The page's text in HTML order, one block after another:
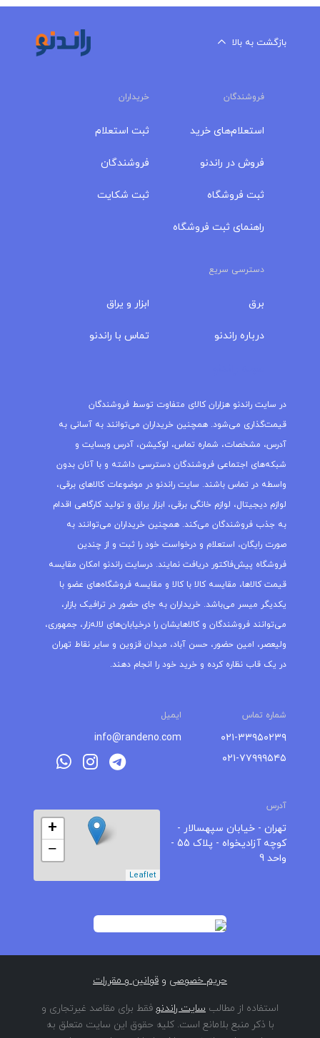
بازگشت به بالا
فروشندگان خریداران
استعلام‌های خرید
فروش در راندنو
ثبت فروشگاه
راهنمای ثبت فروشگاه
ثبت استعلام
فروشندگان
ثبت شکایت
دسترسی سریع
برق
درباره‌ راندنو
ابزار و یراق
تماس با راندنو
در سایت راندنو هزاران کالای متفاوت توسط فروشندگان
قیمت‌گذاری می‌شود. همچنین خریداران می‌توانند به آسانی به
آدرس، مشخصات، شماره تماس، لوکیشن، آدرس وبسایت و
شبکه‌های اجتماعی فروشندگان دسترسی داشته و با آنان بدون
واسطه در تماس باشند. سایت راندنو در موضوعات کالاهای برقی،
لوازم دیجیتال، لوازم خانگی برقی، ابزار یراق و تولید کارگاهی اقدام
به جذب فروشندگان می‌کند. همچنین خریداران می‌توانند به
صورت رایگان، استعلام و درخواست خود را ثبت و از چندین
فروشگاه پیش‌فاکتور دریافت نمایند. درسایت راندنو امکان مقایسه
قیمت کالاها، مقایسه کالا با کالا و مقایسه فروشگاه‌های عضو با
یکدیگر میسر می‌باشد. خریداران به جای حضور در ترافیک بازار،
می‌توانند فروشندگان و کالاهایشان را درخیابان‌های لاله‌زار، جمهوری،
ولیعصر، امین حضور، حسن آباد، میدان قزوین و سایر نقاط تهران
در یک قاب نظاره کرده و خرید خود را انجام دهند.
شماره تماس ایمیل
۰۲۱-۳۳۹۵۰۲۳۹
۰۲۱-۷۷۹۹۹۵۴۵
info@randeno.com
آدرس
تهران - خیابان سپهسالار -
کوچه آزادیخواه - پلاک 55 -
واحد 9
+
−
Leaflet
حریم خصوصی و قوانین و مقررات
استفاده از مطالب سایت راندنو فقط برای مقاصد غیرتجاری و
با ذکر منبع بلامانع است. کلیه حقوق این سایت متعلق به